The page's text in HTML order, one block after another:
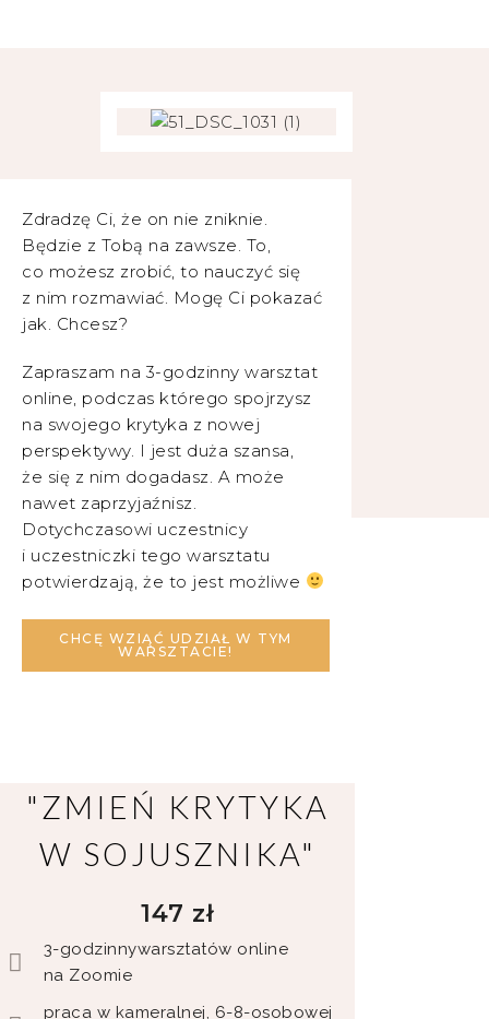
Zdradzę Ci, że on nie zniknie.
Będzie z Tobą na zawsze. To,
co możesz zrobić, to nauczyć się
z nim rozmawiać. Mogę Ci pokazać
jak. Chcesz?
Zapraszam na 3-godzinny warsztat
online, podczas którego spojrzysz
na swojego krytyka z nowej
perspektywy. I jest duża szansa,
że się z nim dogadasz. A może
nawet zaprzyjaźnisz.
Dotychczasowi uczestnicy
i uczestniczki tego warsztatu
potwierdzają, że to jest możliwe
CHCĘ WZIĄĆ UDZIAŁ W TYM
WARSZTACIE!
Najbliższa edycja tego warsztatu
"ZMIEŃ KRYTYKA
W SOJUSZNIKA"
147 zł
3-godzinnywarsztatów online
na Zoomie
praca w kameralnej, 6-8-osobowej